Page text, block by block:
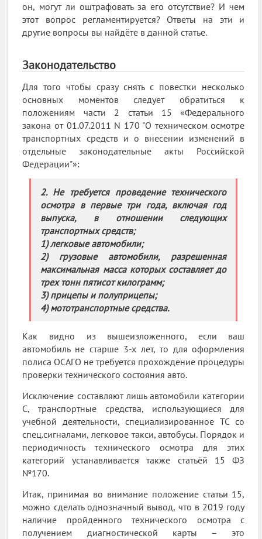
он, могут ли оштрафовать за его отсутствие? И чем
этот вопрос регламентируется? Ответы на эти и
другие вопросы вы найдёте в данной статье.
Законодательство
Для того чтобы сразу снять с повестки несколько
основных моментов следует обратиться к
положениям части 2 статьи 15 «Федерального
закона от 01.07.2011 N 170 "О техническом осмотре
транспортных средств и о внесении изменений в
отдельные законодательные акты Российской
Федерации"»:
2. Не требуется проведение технического
осмотра в первые три года, включая год
выпуска, в отношении следующих
транспортных средств;
1) легковые автомобили;
2) грузовые автомобили, разрешенная
максимальная масса которых составляет до
трех тонн пятисот килограмм;
3) прицепы и полуприцепы;
4) мототранспортные средства.
Как видно из вышеизложенного, если ваш
автомобиль не старше 3-х лет, то для оформления
полиса ОСАГО не требуется прохождение процедуры
проверки технического состояния авто.
Исключение составляют лишь автомобили категории
С, транспортные средства, использующиеся для
учебной деятельности, специализированное ТС со
спец.сигналами, легковое такси, автобусы. Порядок и
периодичность технического осмотра для этих
категорий устанавливается также статьёй 15 ФЗ
№170.
Итак, принимая во внимание положение статьи 15,
можно сделать однозначный вывод, что в 2019 году
наличие пройденного технического осмотра с
получением диагностической карты – это